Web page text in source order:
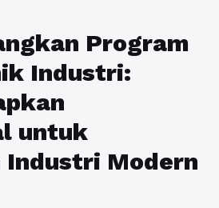
Program
Industri:
untuk
Industri Modern